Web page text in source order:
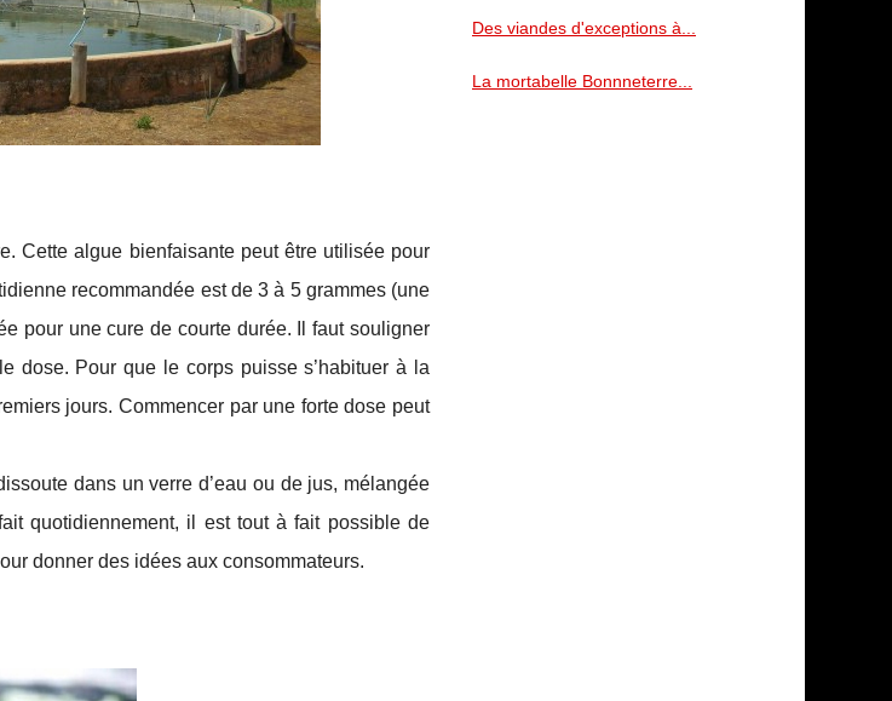
Cette algue bienfaisante peut être utilisée pour
recommandée est de 3 à 5 grammes (une
pour une cure de courte durée. Il faut souligner
dose. Pour que le corps puisse s’habituer à la
jours. Commencer par une forte dose peut
dans un verre d’eau ou de jus, mélangée
quotidiennement, il est tout à fait possible de
donner des idées aux consommateurs.
Des viandes d'exceptions à...
La mortabelle Bonnneterre...